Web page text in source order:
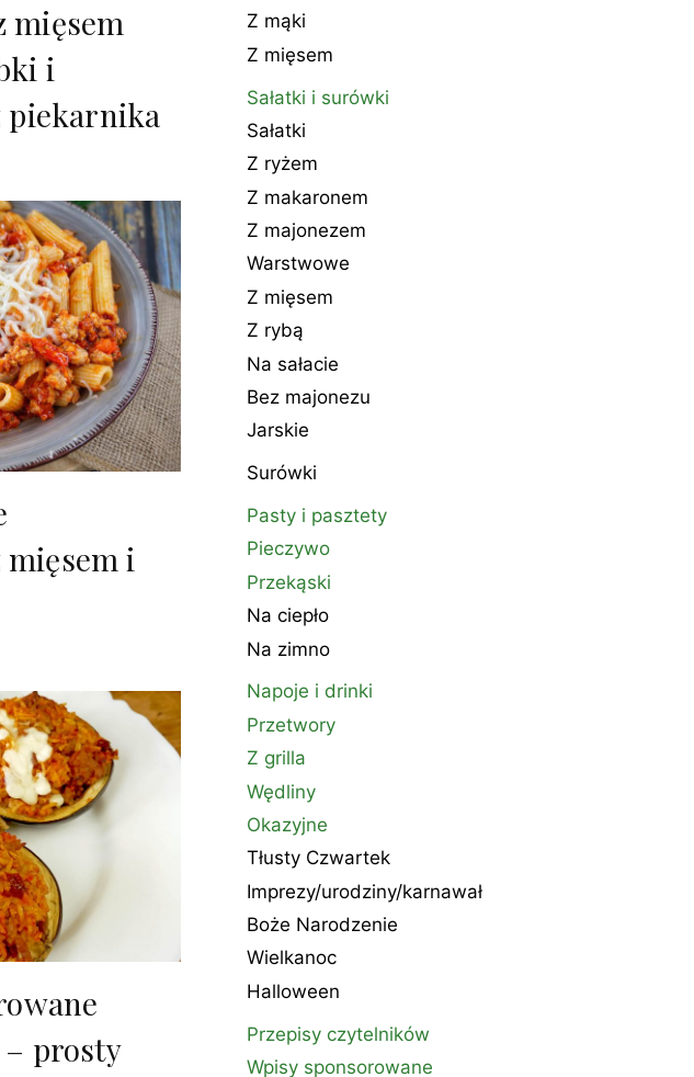
i
piekarnika
i
prosty
Z mąki
Z mięsem
Sałatki i surówki
Sałatki
Z ryżem
Z makaronem
Z majonezem
Warstwowe
Z mięsem
Z rybą
Na sałacie
Bez majonezu
Jarskie
Surówki
Pasty i pasztety
Pieczywo
Przekąski
Na ciepło
Na zimno
Napoje i drinki
Przetwory
Z grilla
Wędliny
Okazyjne
Tłusty Czwartek
Imprezy/urodziny/karnawał
Boże Narodzenie
Wielkanoc
Halloween
Przepisy czytelników
Wpisy sponsorowane